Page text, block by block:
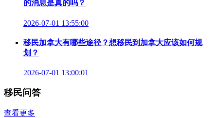
的消息是真的吗？
2026-07-01 13:55:00
移民加拿大有哪些途径？想移民到加拿大应该如何规
划？
2026-07-01 13:00:01
移民问答
查看更多